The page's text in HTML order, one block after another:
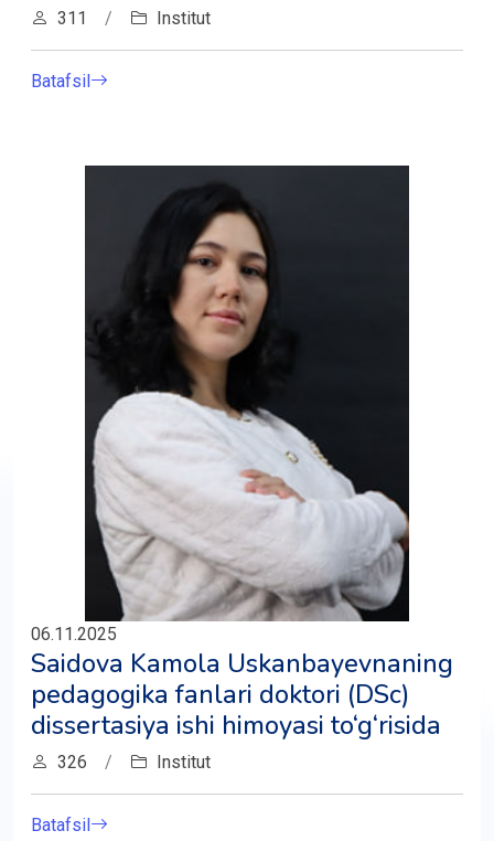
311 / Institut
Batafsil
06.11.2025
Saidova Kamola Uskanbayevnaning
pedagogika fanlari doktori (DSc)
dissertasiya ishi himoyasi to‘g‘risida
326 / Institut
Batafsil